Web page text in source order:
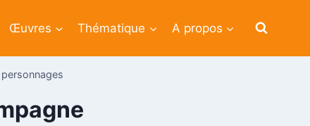
Œuvres Thématique A propos